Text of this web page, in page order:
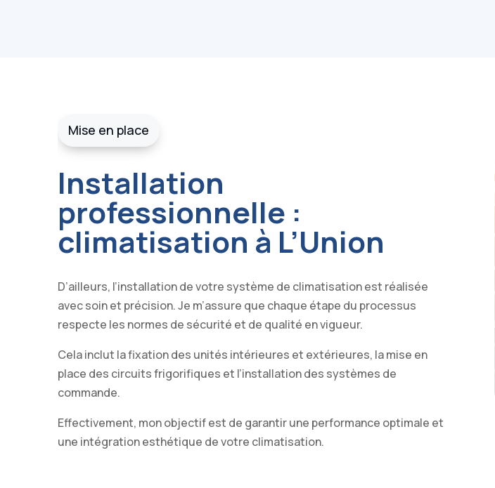
Mise en place
Installation
professionnelle :
climatisation à L’Union
D’ailleurs, l’installation de votre système de climatisation est réalisée
avec soin et précision. Je m’assure que chaque étape du processus
respecte les normes de sécurité et de qualité en vigueur.
Cela inclut la fixation des unités intérieures et extérieures, la mise en
place des circuits frigorifiques et l’installation des systèmes de
commande.
Effectivement, mon objectif est de garantir une performance optimale et
une intégration esthétique de votre climatisation.